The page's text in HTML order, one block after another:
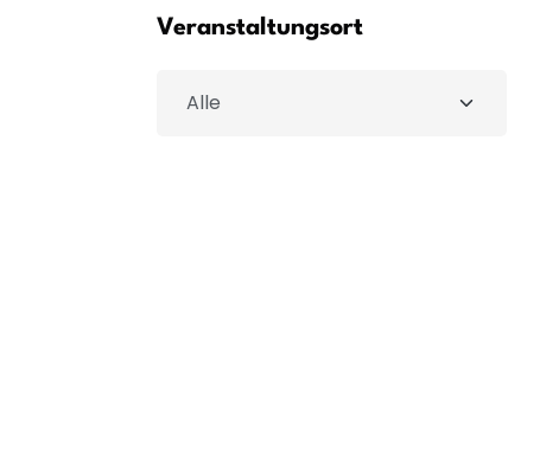
Veranstaltungsort